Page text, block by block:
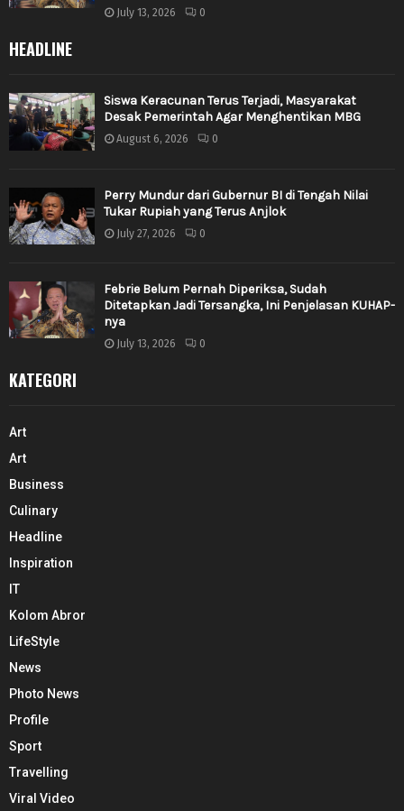
July 13, 2026 0
HEADLINE
Siswa Keracunan Terus Terjadi, Masyarakat
Desak Pemerintah Agar Menghentikan MBG
August 6, 2026 0
Perry Mundur dari Gubernur BI di Tengah Nilai
Tukar Rupiah yang Terus Anjlok
July 27, 2026 0
Febrie Belum Pernah Diperiksa, Sudah
Ditetapkan Jadi Tersangka, Ini Penjelasan KUHAP-
nya
July 13, 2026 0
KATEGORI
Art
Art
Business
Culinary
Headline
Inspiration
IT
Kolom Abror
LifeStyle
News
Photo News
Profile
Sport
Travelling
Viral Video